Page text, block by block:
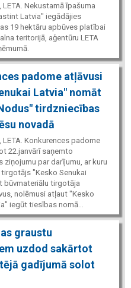
LETA. Nekustamā īpašuma
Latvia" iegādājies
19 hektāru apbūves platībai
teritorijā, aģentūru LETA
padome atļāvusi
Latvia" nomāt
tirdzniecības
novadā
LETA. Konkurences padome
22.janvārī saņemto
ziņojumu par darījumu, ar kuru
"Kesko Senukai
būvmateriālu tirgotāja
nolēmusi atļaut "Kesko
iegūt tiesības nomā...
graustu
uzdod sakārtot
gadījumā solot